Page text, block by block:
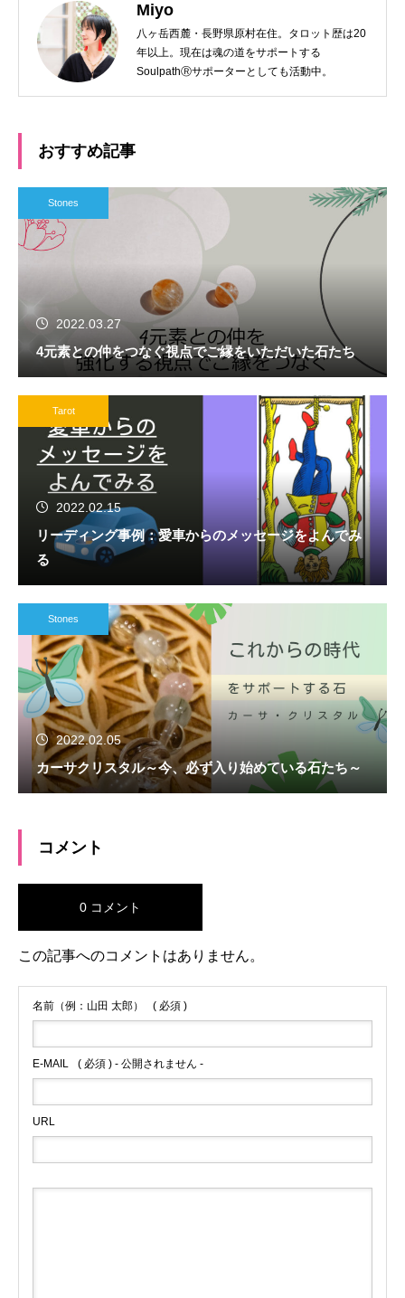
Miyo
八ヶ岳西麓・長野県原村在住。タロット歴は20
年以上。現在は魂の道をサポートする
SoulpathⓇサポーターとしても活動中。
おすすめ記事
Stones
2022.03.27
4元素との仲をつなぐ視点でご縁をいただいた石たち
Tarot
2022.02.15
リーディング事例：愛車からのメッセージをよんでみ
る
Stones
2022.02.05
カーサクリスタル～今、必ず入り始めている石たち～
コメント
0 コメント
この記事へのコメントはありません。
名前（例：山田 太郎） ( 必須 )
E-MAIL ( 必須 ) - 公開されません -
URL